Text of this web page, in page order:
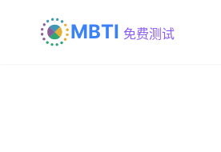
MBTI 免费测试